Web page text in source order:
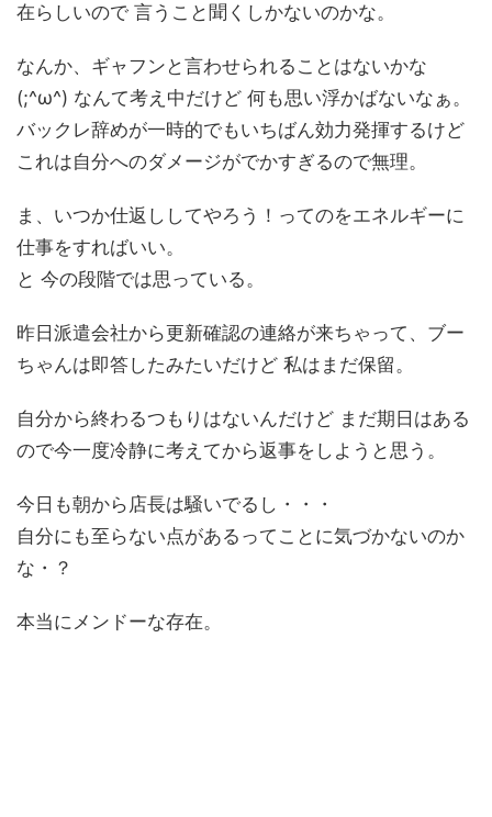
在らしいので 言うこと聞くしかないのかな。
なんか、ギャフンと言わせられることはないかな
(;^ω^) なんて考え中だけど 何も思い浮かばないなぁ。
バックレ辞めが一時的でもいちばん効力発揮するけど
これは自分へのダメージがでかすぎるので無理。
ま、いつか仕返ししてやろう！ってのをエネルギーに
仕事をすればいい。
と 今の段階では思っている。
昨日派遣会社から更新確認の連絡が来ちゃって、ブー
ちゃんは即答したみたいだけど 私はまだ保留。
自分から終わるつもりはないんだけど まだ期日はある
ので今一度冷静に考えてから返事をしようと思う。
今日も朝から店長は騒いでるし・・・
自分にも至らない点があるってことに気づかないのか
な・？
本当にメンドーな存在。